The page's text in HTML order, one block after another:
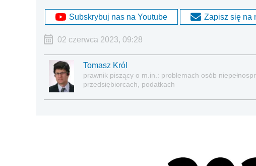
Subskrybuj nas na Youtube Zapisz się na
02 czerwca 2023, 09:28
Tomasz Król
prawnik piszący o m.in.: problemach osób
przedsiębiorcach, podatkach